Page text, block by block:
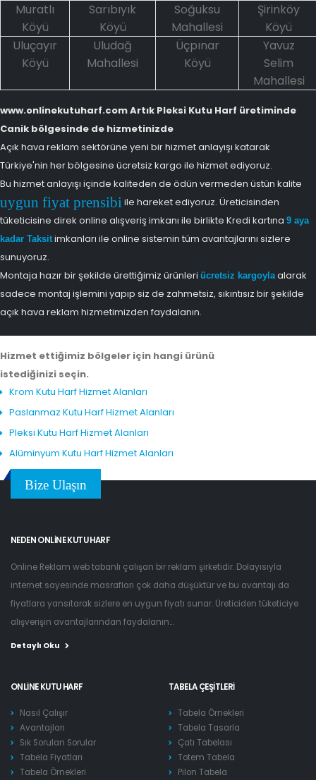
Muratlı
Köyü
Sarıbıyık
Köyü
Soğuksu
Mahallesi
Şirinköy
Köyü
Uluçayır
Köyü
Uludağ
Mahallesi
Üçpınar
Köyü
Yavuz
Selim
Mahallesi
www.onlinekutuharf.com Artık Pleksi Kutu Harf üretiminde
Canik bölgesinde de hizmetinizde
Açık hava reklam sektörüne yeni bir hizmet anlayışı katarak
Türkiye'nin her bölgesine ücretsiz kargo ile hizmet ediyoruz.
Bu hizmet anlayışı içinde kaliteden de ödün vermeden üstün kalite
uygun fiyat prensibi ile hareket ediyoruz. Üreticisinden
tüketicisine direk online alışveriş imkanı ile birlikte Kredi kartına 9 aya
kadar Taksitimkanları ile online sistemin tüm avantajlarını sizlere
sunuyoruz.
Montaja hazır bir şekilde ürettiğimiz ürünleri ücretsiz kargoylaalarak
sadece montaj işlemini yapıp siz de zahmetsiz, sıkıntısız bir şekilde
açık hava reklam hizmetimizden faydalanın.
Hizmet ettiğimiz bölgeler için hangi ürünü
istediğinizi seçin.
Krom Kutu Harf Hizmet Alanları
Paslanmaz Kutu Harf Hizmet Alanları
Pleksi Kutu Harf Hizmet Alanları
Alüminyum Kutu Harf Hizmet Alanları
Bize Ulaşın
NEDEN ONLINE KUTU HARF
Online Reklam web tabanlı çalışan bir reklam şirketidir. Dolayısıyla
internet sayesinde masrafları çok daha düşüktür ve bu avantajı da
fiyatlara yansıtarak sizlere en uygun fiyatı sunar. Üreticiden tüketiciye
alışverişin avantajlarından faydalanın...
Detaylı Oku
ONLINE KUTU HARF
Nasıl Çalışır
Avantajları
Sık Sorulan Sorular
Tabela Fiyatları
Tabela Örnekleri
TABELA ÇEŞITLERI
Tabela Örnekleri
Tabela Tasarla
Çatı Tabelası
Totem Tabela
Pilon Tabela